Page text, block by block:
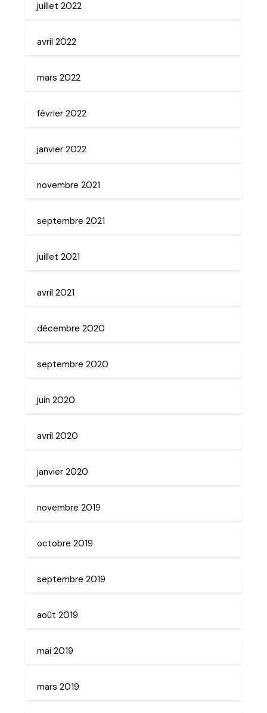
juillet 2022
avril 2022
mars 2022
février 2022
janvier 2022
novembre 2021
septembre 2021
juillet 2021
avril 2021
décembre 2020
septembre 2020
juin 2020
avril 2020
janvier 2020
novembre 2019
octobre 2019
septembre 2019
août 2019
mai 2019
mars 2019